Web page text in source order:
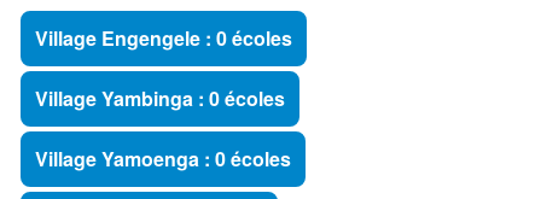
Village Engengele : 0 écoles
Village Yambinga : 0 écoles
Village Yamoenga : 0 écoles